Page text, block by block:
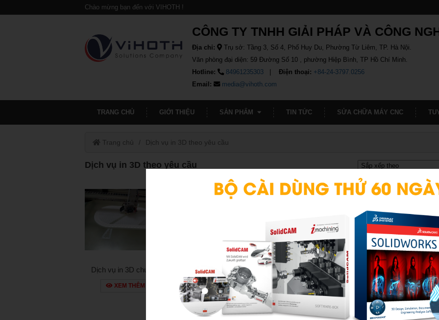
Chào mừng bạn đến với VIHOTH !
CÔNG TY TNHH GIẢI PHÁP VÀ CÔNG
Địa chỉ:
Trụ sở: Tầng 3, Số 4, Phố Huy Du, Phường Từ Liêm, TP. Hà Nội.
Văn phòng đại diện: 59 Đường Số 10 , phường Hiệp Bình, TP Hồ Chí Minh.
Hotline:
84961235303 Điện thoại: +84-24-3797.0256
Email:
media@vihoth.com
TRANG CHỦ GIỚI THIỆU SẢN PHẨM TIN TỨC SỬA CHỮA MÁY CNC
Trang chủ Dịch vụ in 3D theo yêu cầu
Dịch vụ in 3D theo yêu cầu
Dịch vụ in 3D chuyên
nghiệp tại ViHoth
XEM THÊM